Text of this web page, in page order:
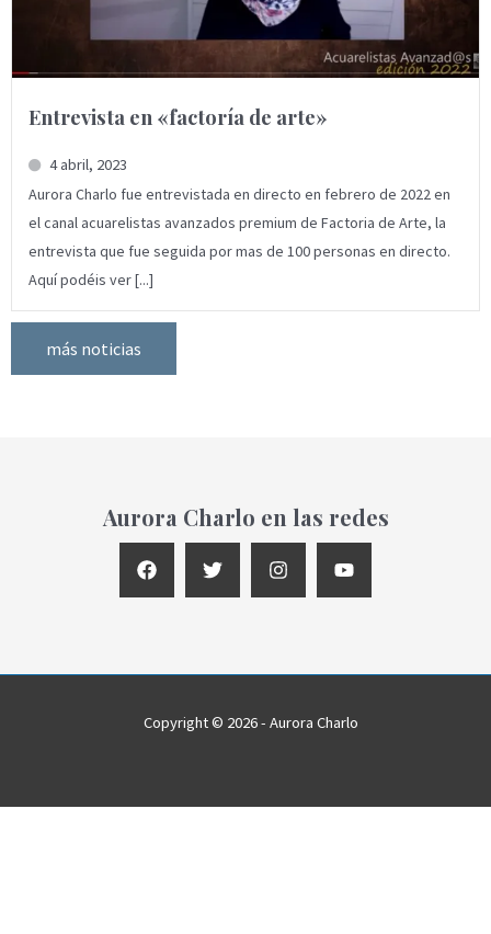
Entrevista en «factoría de arte»
4 abril, 2023
Aurora Charlo fue entrevistada en directo en febrero de 2022 en
el canal acuarelistas avanzados premium de Factoria de Arte, la
entrevista que fue seguida por mas de 100 personas en directo.
Aquí podéis ver [...]
más noticias
Aurora Charlo en las redes
Copyright © 2026 - Aurora Charlo